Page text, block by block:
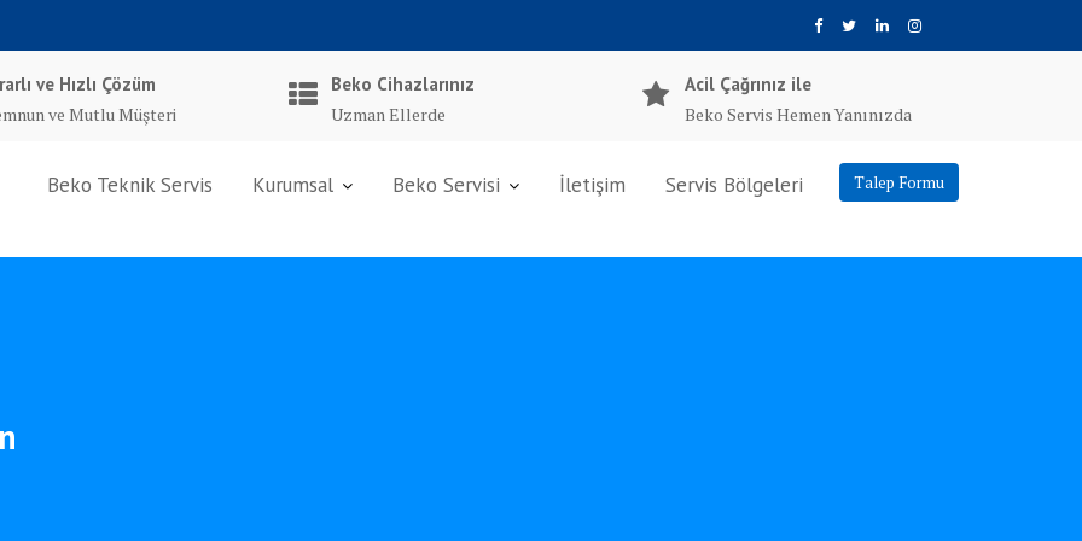
ve Hızlı Çözüm
ve Mutlu Müşteri
Beko Cihazlarınız
Uzman Ellerde
Acil Çağrınız ile
Beko Servis Hemen Yanınızda
Talep Formu
Beko Teknik Servis Kurumsal Beko Servisi İletişim Servis Bölgeleri